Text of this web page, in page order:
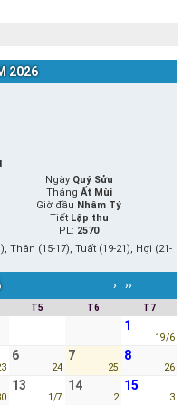
2026
Ngày Quý Sửu
Tháng Ất Mùi
Giờ đầu Nhâm Tý
Tiết Lập thu
PL: 2570
Thân (15-17), Tuất (19-21), Hợi (21-
› ››
T5 T6 T7
1
19/6
6
24
7
25
8
26
13
1/7
14
2
15
3